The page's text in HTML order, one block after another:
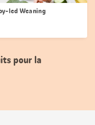
led Weaning
pour la